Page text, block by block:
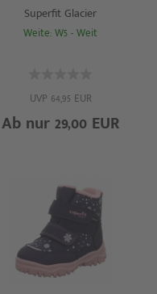
Superfit Glacier
Weite: W5 - Weit
UVP 64,95 EUR
Ab nur 29,00 EUR